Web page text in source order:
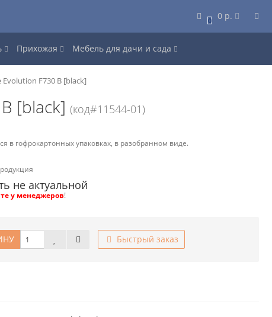
0 0 р.
Прихожая Мебель для дачи и сада
F730 B [black]
[black] (код#11544-01)
в гофрокартонных упаковках, в разобранном виде.
не актуальной
у менеджеров!
Быстрый заказ